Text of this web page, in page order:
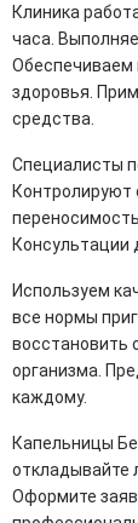
Клиника
часа.
Обеспечиваем
здоровья.
средства.
Специалисты
Контролируют
Консультации
Используем
все нормы
восстановить
организма.
каждому.
Капельницы
откладывайте
Оформите